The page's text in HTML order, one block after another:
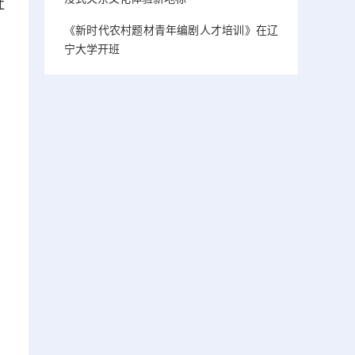
《新时代农村题材青年编剧人才培训》在辽
宁大学开班